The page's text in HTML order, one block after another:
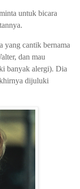
untuk bicara
yang cantik bernama
dan mau
banyak alergi). Dia
dijuluki